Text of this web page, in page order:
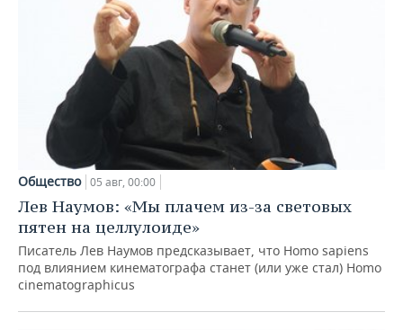
Общество 05 авг, 00:00
Лев Наумов: «Мы плачем из-за световых
пятен на целлулоиде»
Писатель Лев Наумов предсказывает, что Homo sapiens
под влиянием кинематографа станет (или уже стал) Homo
cinematographicus